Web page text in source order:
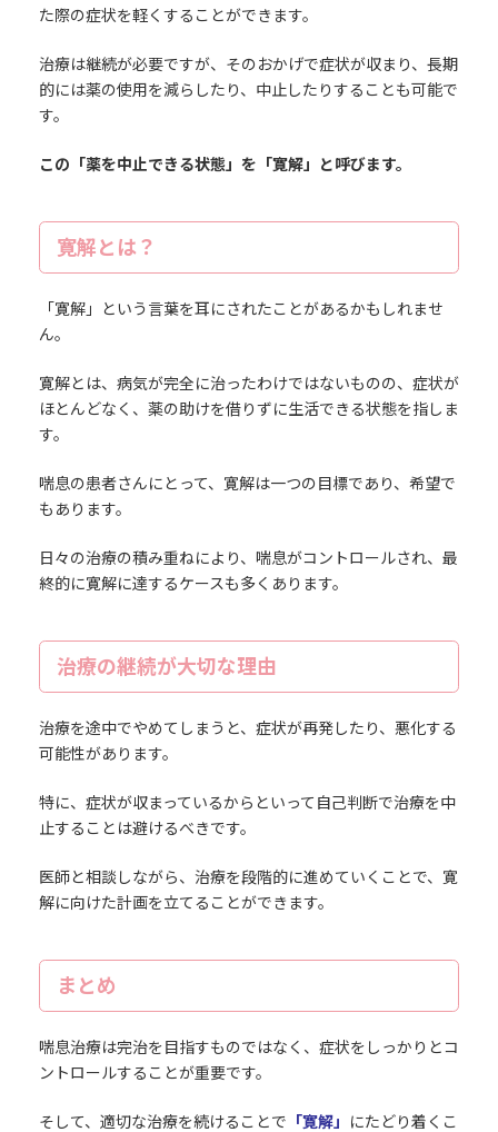
た際の症状を軽くすることができます。
治療は継続が必要ですが、そのおかげで症状が収まり、長期
的には薬の使用を減らしたり、中止したりすることも可能で
す。
この「薬を中止できる状態」を「寛解」と呼びます。
寛解とは？
「寛解」という言葉を耳にされたことがあるかもしれませ
ん。
寛解とは、病気が完全に治ったわけではないものの、症状が
ほとんどなく、薬の助けを借りずに生活できる状態を指しま
す。
喘息の患者さんにとって、寛解は一つの目標であり、希望で
もあります。
日々の治療の積み重ねにより、喘息がコントロールされ、最
終的に寛解に達するケースも多くあります。
治療の継続が大切な理由
治療を途中でやめてしまうと、症状が再発したり、悪化する
可能性があります。
特に、症状が収まっているからといって自己判断で治療を中
止することは避けるべきです。
医師と相談しながら、治療を段階的に進めていくことで、寛
解に向けた計画を立てることができます。
まとめ
喘息治療は完治を目指すものではなく、症状をしっかりとコ
ントロールすることが重要です。
そして、適切な治療を続けることで 「寛解」 にたどり着くこ